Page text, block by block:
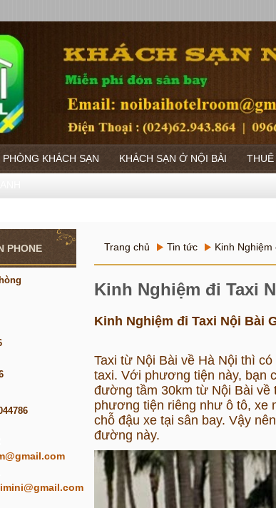
PHÒNG KHÁCH SẠN KHÁCH SẠN Ở NỘI BÀI
PHONE Trang chủ Tin tức Kinh Nghiệm
Kinh Nghiệm đi Taxi
Kinh Nghiệm đi Taxi Nội Bài
Taxi từ Nội Bài về Hà Nội thì có
taxi. Với phương tiện này, bạn
đường tầm 30km từ Nội Bài về
phương tiện riêng như ô tô, xe
chỗ đậu xe tại sân bay. Vậy
đường này.